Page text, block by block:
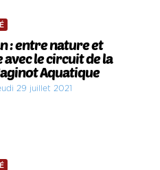
: entre nature et
le circuit de la
Aquatique
29 juillet 2021